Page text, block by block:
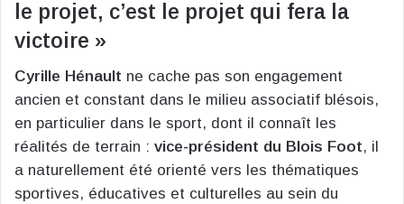
le projet, c’est le projet qui fera la
victoire »
Cyrille Hénault ne cache pas son engagement
ancien et constant dans le milieu associatif blésois,
en particulier dans le sport, dont il connaît les
réalités de terrain : vice-président du Blois Foot, il
a naturellement été orienté vers les thématiques
sportives, éducatives et culturelles au sein du